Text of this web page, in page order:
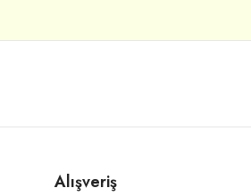
Alışveriş